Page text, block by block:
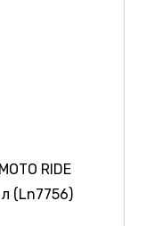
RIDE
л (Ln7756)